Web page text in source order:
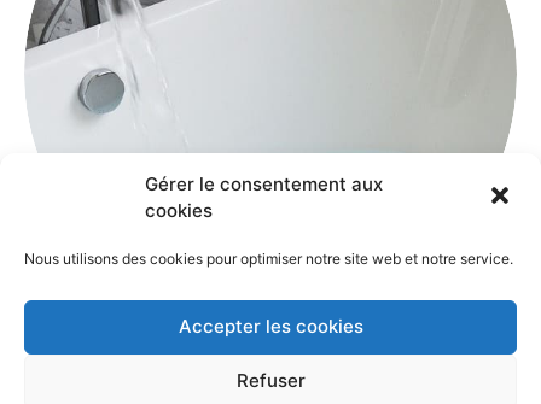
Gérer le consentement aux
cookies
Nous utilisons des cookies pour optimiser notre site web et notre service.
Accepter les cookies
Refuser